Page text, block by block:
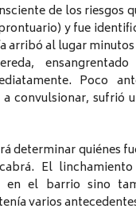
de los riesgos
y fue
arribó al lugar
Poco
convulsionar, sufrió
determinar quiénes
El
en el barrio sino
varios